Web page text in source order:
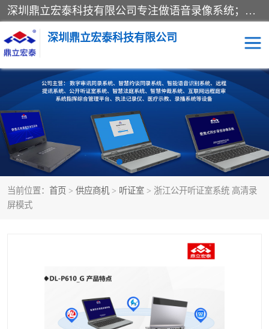
深圳鼎立宏泰科技有限公司专注做语音录像系统；主要服务有：约谈室同步录音录像系统、设计数字询问同步录音录像、数字约谈室同步录音录像、公开听证室、智慧庭审、智能语音识别转写、远程提讯（提审）、记录仪、远程指挥综合管理平台、录播系统等
深圳鼎立宏泰科技有限公司
当前位置： 首页 > 供应商机 > 听证室 > 浙江公开听证室系统 高清录
屏模式
同步录音录像设备 便携式审讯设备
数字法庭 听证室
远程提讯 语音识别